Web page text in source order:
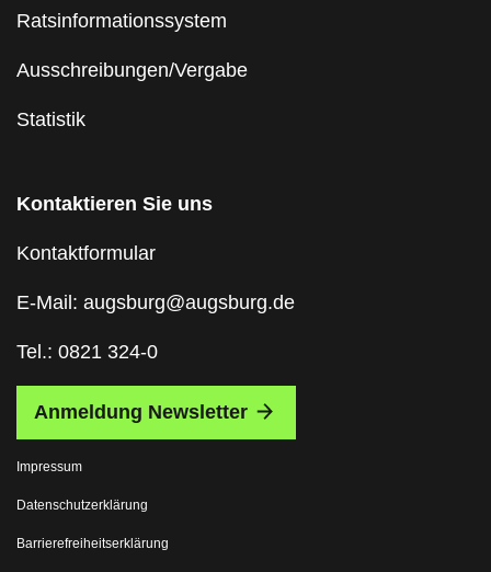
Ratsinformationssystem
Ausschreibungen/Vergabe
Statistik
Kontaktieren Sie uns
Kontaktformular
E-Mail: augsburg@augsburg.de
Tel.: 0821 324-0
Anmeldung Newsletter
Impressum
Datenschutzerklärung
Barrierefreiheitserklärung